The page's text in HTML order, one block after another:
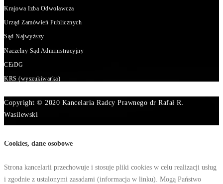
Krajowa Izba Odwoławcza
Urząd Zamówień Publicznych
Sąd Najwyższy
Naczelny Sąd Administracyjny
CEiDG
KRS (wyszukiwarka)
Copyright © 2020 Kancelaria Radcy Prawnego dr Rafał R.
Wasilewski
Cookies, dane osobowe
Strona kancelarii przechowuje i stosuje pliki cookies w celu realizacji usług
i zgodnie z ustalonymi zasadami (informacja w linku). Mogą Państwo